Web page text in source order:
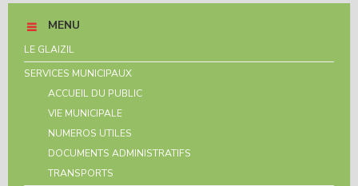
MENU
LE GLAIZIL
SERVICES MUNICIPAUX
ACCUEIL DU PUBLIC
VIE MUNICIPALE
NUMEROS UTILES
DOCUMENTS ADMINISTRATIFS
TRANSPORTS